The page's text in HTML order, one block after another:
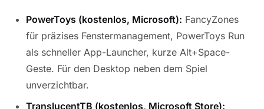
PowerToys (kostenlos, Microsoft): FancyZones
für präzises Fenstermanagement, PowerToys Run
als schneller App-Launcher, kurze Alt+Space-
Geste. Für den Desktop neben dem Spiel
unverzichtbar.
TranslucentTB (kostenlos, Microsoft Store):